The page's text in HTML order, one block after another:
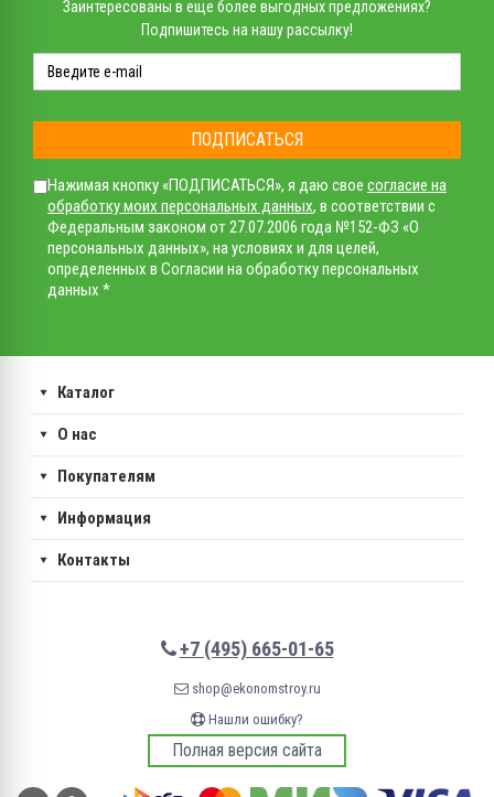
Заинтересованы в еще более выгодных предложениях?
Подпишитесь на нашу рассылку!
ПОДПИСАТЬСЯ
Нажимая кнопку «ПОДПИСАТЬСЯ», я даю свое согласие на
обработку моих персональных данных, в соответствии с
Федеральным законом от 27.07.2006 года №152-ФЗ «О
персональных данных», на условиях и для целей,
определенных в Согласии на обработку персональных
данных *
Каталог
О нас
Покупателям
Информация
Контакты
+7 (495) 665-01-65
shop@ekonomstroy.ru
Нашли ошибку?
Полная версия сайта